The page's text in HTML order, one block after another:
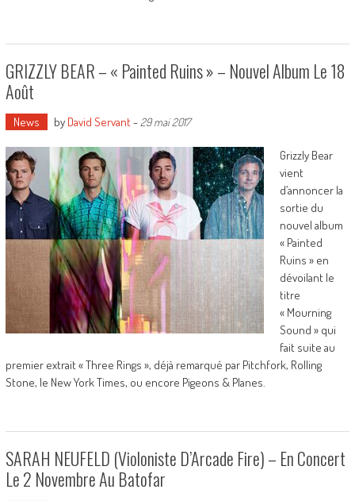
GRIZZLY BEAR – « Painted Ruins » – Nouvel Album Le 18
Août
News by David Servant- 29 mai 2017
Grizzly Bear
vient
d’annoncer la
sortie du
nouvel album
« Painted
Ruins » en
dévoilant le
titre
« Mourning
Sound » qui
fait suite au
premier extrait « Three Rings », déjà remarqué par Pitchfork, Rolling
Stone, le New York Times, ou encore Pigeons & Planes.
SARAH NEUFELD (violoniste D’Arcade Fire) – En Concert
Le 2 Novembre Au Batofar